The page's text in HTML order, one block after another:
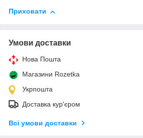
Приховати
Умови доставки
Нова Пошта
Магазини Rozetka
Укрпошта
Доставка кур'єром
Всі умови доставки